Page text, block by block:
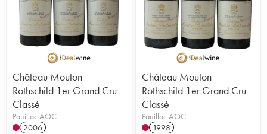
Château Mouton
Rothschild 1er Grand Cru
Classé
Pauillac AOC
2006
Château Mouton
Rothschild 1er Grand Cru
Classé
Pauillac AOC
1998